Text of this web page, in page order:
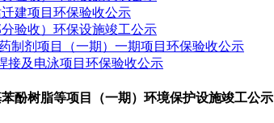
建项目环保验收公示
验收）环保设施竣工公示
制剂项目（一期）一期项目环保验收公示
接及电泳项目环保验收公示
酚树脂等项目（一期）环境保护设施竣工公示